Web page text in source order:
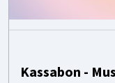
Kassabon -